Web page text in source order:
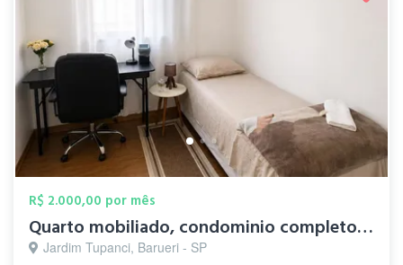
R$ 2.000,00 por mês
Quarto mobiliado, condominio completo 5m...
Jardim Tupanci, Barueri - SP